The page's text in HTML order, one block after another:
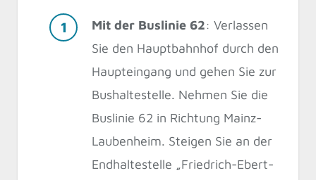
Mit der Buslinie 62: Verlassen
Sie den Hauptbahnhof durch den
Haupteingang und gehen Sie zur
Bushaltestelle. Nehmen Sie die
Buslinie 62 in Richtung Mainz-
Laubenheim. Steigen Sie an der
Endhaltestelle „Friedrich-Ebert-